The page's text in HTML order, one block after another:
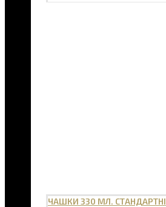
ЧАШКИ 330 МЛ. СТАНДАРТНІ